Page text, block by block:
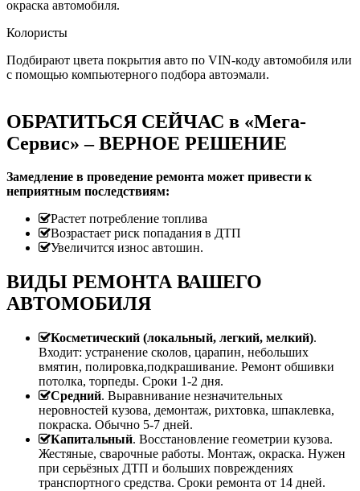
окраска автомобиля.
Колористы
Подбирают цвета покрытия авто по VIN-коду автомобиля или
с помощью компьютерного подбора автоэмали.
ОБРАТИТЬСЯ СЕЙЧАС в «Мега-
Сервис» – ВЕРНОЕ РЕШЕНИЕ
Замедление в проведение ремонта может привести к
неприятным последствиям:
Растет потребление топлива
Возрастает риск попадания в ДТП
Увеличится износ автошин.
ВИДЫ РЕМОНТА ВАШЕГО
АВТОМОБИЛЯ
Косметический (локальный, легкий, мелкий).
Входит: устранение сколов, царапин, небольших
вмятин, полировка,подкрашивание. Ремонт обшивки
потолка, торпеды. Сроки 1-2 дня.
Средний. Выравнивание незначительных
неровностей кузова, демонтаж, рихтовка, шпаклевка,
покраска. Обычно 5-7 дней.
Капитальный. Восстановление геометрии кузова.
Жестяные, сварочные работы. Монтаж, окраска. Нужен
при серьёзных ДТП и больших повреждениях
транспортного средства. Сроки ремонта от 14 дней.